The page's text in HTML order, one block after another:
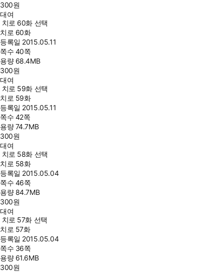
300원
대여
치로 60화 선택
치로 60화
등록일 2015.05.11
쪽수 40쪽
용량 68.4MB
300원
대여
치로 59화 선택
치로 59화
등록일 2015.05.11
쪽수 42쪽
용량74.7MB
300원
대여
치로 58화 선택
치로 58화
등록일 2015.05.04
쪽수 46쪽
용량 84.7MB
300원
대여
치로 57화 선택
치로 57화
등록일 2015.05.04
쪽수 36쪽
용량 61.6MB
300원